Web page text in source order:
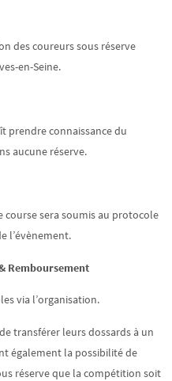
des coureurs sous réserve
en-Seine.
prendre connaissance du
aucune réserve.
course sera soumis au protocole
l’évènement.
Remboursement
via l’organisation.
transférer leurs dossards à un
également la possibilité de
réserve que la compétition soit